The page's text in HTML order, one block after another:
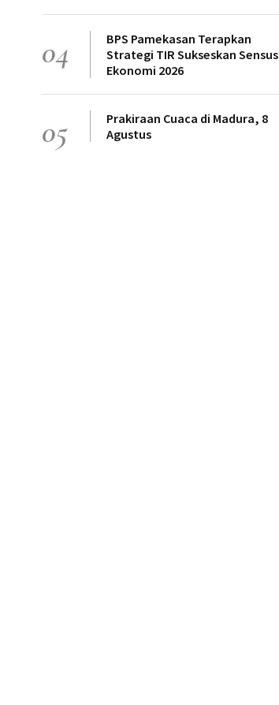
04
BPS Pamekasan Terapkan
Strategi TIR Sukseskan Sensus
Ekonomi 2026
05
Prakiraan Cuaca di Madura, 8
Agustus